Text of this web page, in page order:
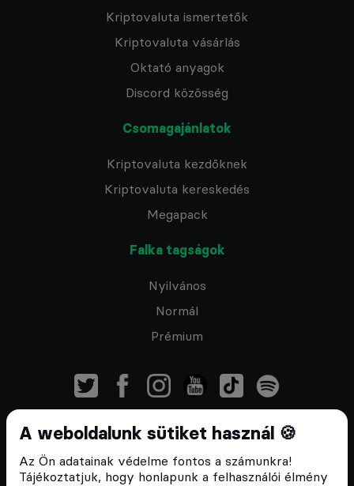
A weboldalunk sütiket használ 🍪
Az Ön adatainak védelme fontos a számunkra!
Tájékoztatjuk, hogy honlapunk a felhasználói élmény
Kriptovaluta ismertetők
Kriptovaluta vásárlás
Oktató anyagok
Discord közösség
Csomagajánlatok
Kriptovaluta kezdőknek
Kriptovaluta kereskedés
Megapack
Falka tagságok
Nyilvános
Normál
Prémium
Feliratkozom a hírlevélre